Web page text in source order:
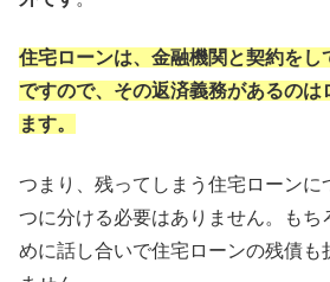
住宅ローンは、金融機関と契約をし
ですので、その返済義務があるのは
ます。
つまり、残ってしまう住宅ローンに
つに分ける必要はありません。もち
めに話し合いで住宅ローンの残債も